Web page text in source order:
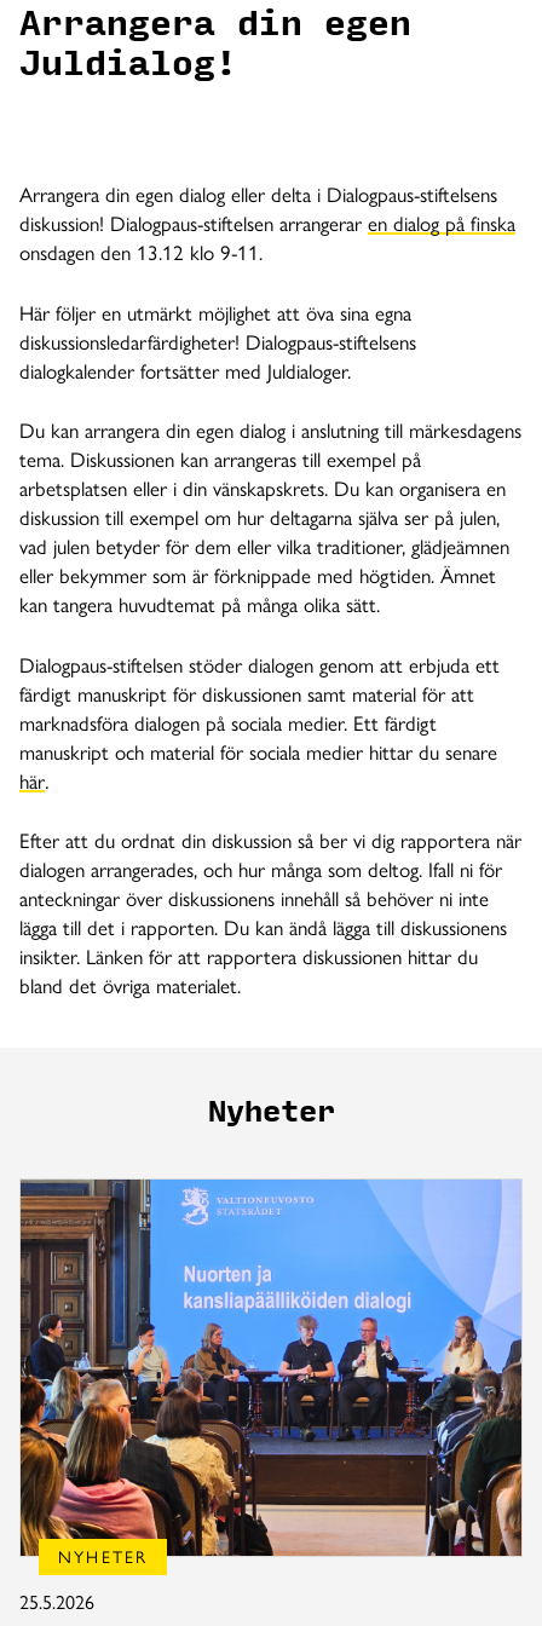
Arrangera din egen
Juldialog!
Arrangera din egen dialog eller delta i Dialogpaus-stiftelsens
diskussion! Dialogpaus-stiftelsen arrangeraren dialog på finska
onsdagen den 13.12 klo 9-11.
Här följer en utmärkt möjlighet att öva sina egna
diskussionsledarfärdigheter! Dialogpaus-stiftelsens
dialogkalender fortsätter med Juldialoger.
Du kan arrangera din egen dialog i anslutning till märkesdagens
tema. Diskussionen kan arrangeras till exempel på
arbetsplatsen eller i din vänskapskrets. Du kan organisera en
diskussion till exempel om hur deltagarna själva ser på julen,
vad julen betyder för dem eller vilka traditioner, glädjeämnen
eller bekymmer som är förknippade med högtiden. Ämnet
kan tangera huvudtemat på många olika sätt.
Dialogpaus-stiftelsen stöder dialogen genom att erbjuda ett
färdigt manuskript för diskussionen samt material för att
marknadsföra dialogen på sociala medier. Ett färdigt
manuskript och material för sociala medier hittar du senare
här.
Efter att du ordnat din diskussion så ber vi dig rapportera när
dialogen arrangerades, och hur många som deltog. Ifall ni för
anteckningar över diskussionens innehåll så behöver ni inte
lägga till det i rapporten. Du kan ändå lägga till diskussionens
insikter. Länken för att rapportera diskussionen hittar du
bland det övriga materialet.
Nyheter
NYHETER
25.5.2026